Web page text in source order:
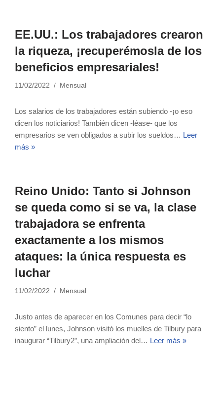
EE.UU.: Los trabajadores crearon
la riqueza, ¡recuperémosla de los
beneficios empresariales!
11/02/2022 Mensual
Los salarios de los trabajadores están subiendo -¡o eso
dicen los noticiarios! También dicen -léase- que los
empresarios se ven obligados a subir los sueldos… Leer
más »
Reino Unido: Tanto si Johnson
se queda como si se va, la clase
trabajadora se enfrenta
exactamente a los mismos
ataques: la única respuesta es
luchar
11/02/2022 Mensual
Justo antes de aparecer en los Comunes para decir “lo
siento” el lunes, Johnson visitó los muelles de Tilbury para
inaugurar “Tilbury2”, una ampliación del… Leer más »